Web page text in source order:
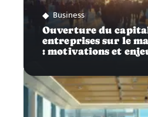
Business
Ouverture du
entreprises sur le
: motivations et